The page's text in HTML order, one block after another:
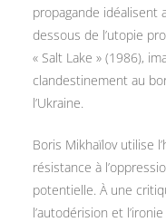
propagande idéalisent
dessous de l’utopie
« Salt Lake » (1986),
clandestinement au
l’Ukraine.
Boris Mikhaïlov utilise
résistance à
potentielle. À une
l’autodérision et